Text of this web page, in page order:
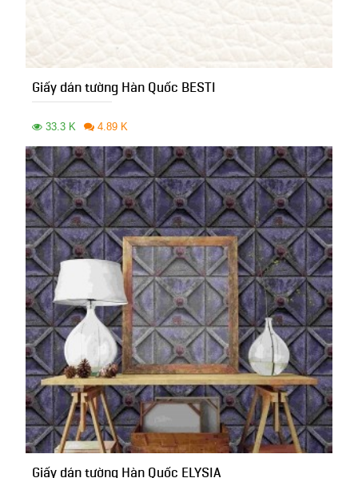
Giấy dán tường Hàn Quốc BESTI
33.3 K 4.89 K
Giấy dán tường Hàn Quốc ELYSIA